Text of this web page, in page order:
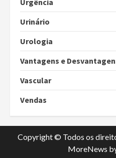
Urgência
Urinário
Urologia
Vantagens e
Vascular
Vendas
Copyright © Todos os
MoreNews